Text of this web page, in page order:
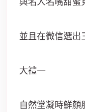
與名人名嘴甜蜜
並且在微信選出
大禮一
自然堂凝時鮮